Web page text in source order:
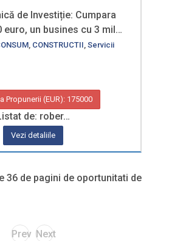
de Investiție: Cumpara
euro, un busines cu 3 mil…
, CONSTRUCTII, Servicii
Propunerii (EUR): 175000
de: rober…
Vezi detaliile
36 de pagini de oportunitati de
Prev Next